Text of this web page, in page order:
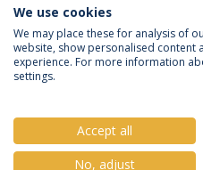
Política de Privacidade
We use cookies
We may place these for analysis of
website, show personalised content
experience. For more information
settings.
Accept all
No, adjust